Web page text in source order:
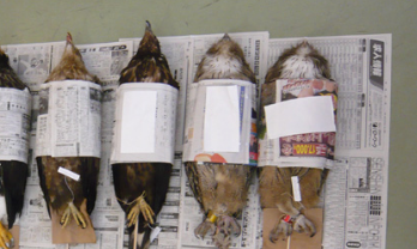
山階芳麿賞
展覧会
レビ・ラジオ
道
全 アホウドリ保護
ヤンバルクイナ保護
鳥インフルエンザ
行物・論文
書 写真・映像資料